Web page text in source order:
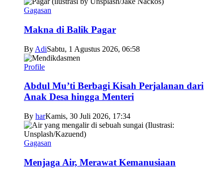
Gagasan
Makna di Balik Pagar
By AdiSabtu, 1 Agustus 2026, 06:58
Profile
Abdul Mu’ti Berbagi Kisah Perjalanan dari
Anak Desa hingga Menteri
By harKamis, 30 Juli 2026, 17:34
Gagasan
Menjaga Air, Merawat Kemanusiaan